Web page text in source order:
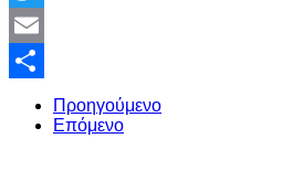
Twitter
Email
Share
Προηγούμενο
Επόμενο